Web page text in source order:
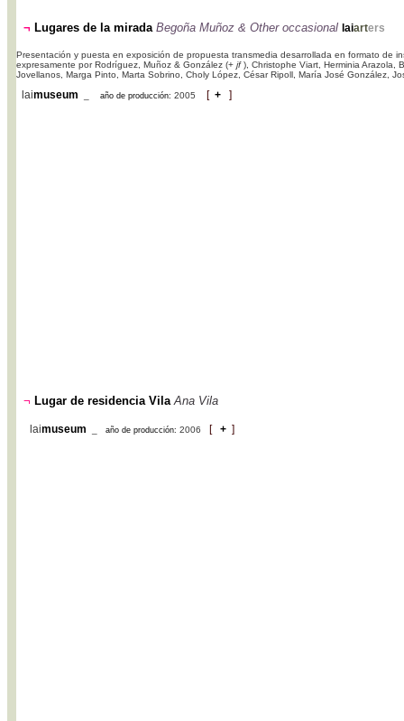
¬ Lugares de la mirada Begoña Muñoz & Other occasional laiarters
Presentación y puesta en exposición de propuesta transmedia desarrollada en formato de
expresamente por Rodríguez, Muñoz & González (+ jf), Christophe Viart, Herminia Arazola,
Jovellanos, Marga Pinto, Marta Sobrino, Choly López, César Ripoll, María José González,
laimuseum año de producción: 2005 [ + ]
¬ Lugar de residencia Vila Ana Vila
laimuseum año de producción: 2006 [ + ]